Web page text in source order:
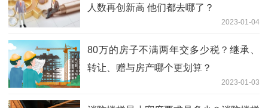
人数再创新高 他们都去哪了？
2023-01-04
80万的房子不满两年交多少税？继承、
转让、赠与房产哪个更划算？
2023-01-03